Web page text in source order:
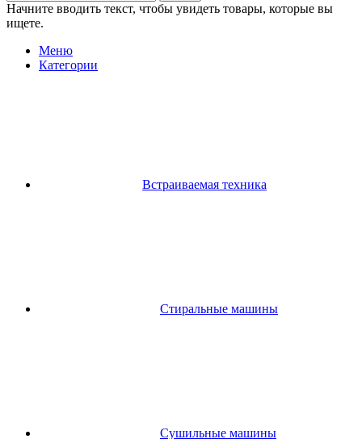
Начните вводить текст, чтобы увидеть товары, которые вы
ищете.
Меню
Категории
Встраиваемая техника
Стиральные машины
Сушильные машины